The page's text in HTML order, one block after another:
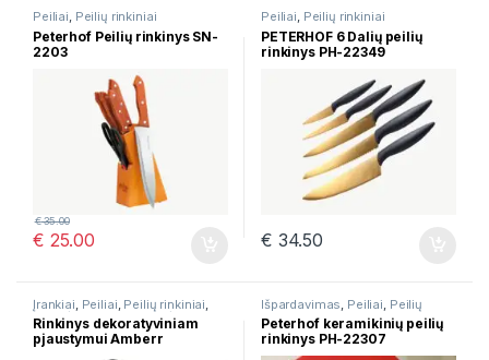
Peiliai Peilių rinkiniai
Peterhof Peilių rinkinys SN-
2203
€ 25.00
€35.00
Peiliai Peilių rinkiniai
PETERHOF 6 Dalių peilių
rinkinys PH-22349
€ 34.50
Įrankiai Peiliai Peilių rinkiniai
Stalo įrankiai, Virtuvės įrankių
rinkiniai
Rinkinys dekoratyviniam
pjaustymui Amberr
Išpardavimas Peiliai Peilių
rinkiniai
Peterhof keramikinių peilių
rinkinys PH-22307